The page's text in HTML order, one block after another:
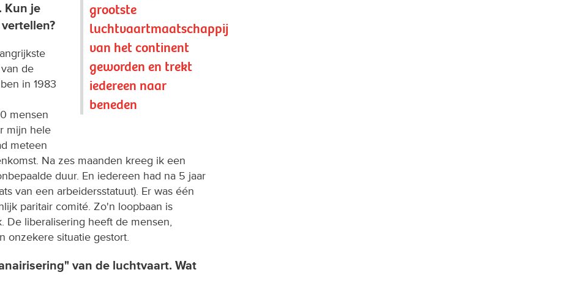
grootste
luchtvaartmaatschappij
van het continent
geworden en trekt
iedereen naar
beneden
Kun je
de
in 1983
mensen
mijn hele
meteen
Na zes maanden kreeg ik een
duur. En iedereen had na 5 jaar
van een arbeidersstatuut). Er was één
paritair comité. Zo'n loopbaan is
De liberalisering heeft de mensen,
onzekere situatie gestort.
van de luchtvaart. Wat